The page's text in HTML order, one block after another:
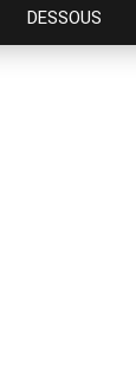
DESSOUS